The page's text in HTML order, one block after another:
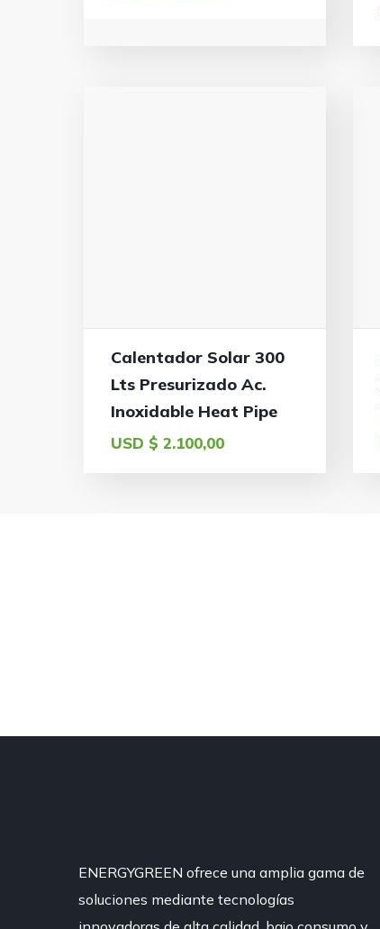
Calentador Solar 300
Lts Presurizado Ac.
Inoxidable Heat Pipe
USD $ 2.100,00
ENERGYGREEN ofrece una amplia gama de
soluciones mediante tecnologías